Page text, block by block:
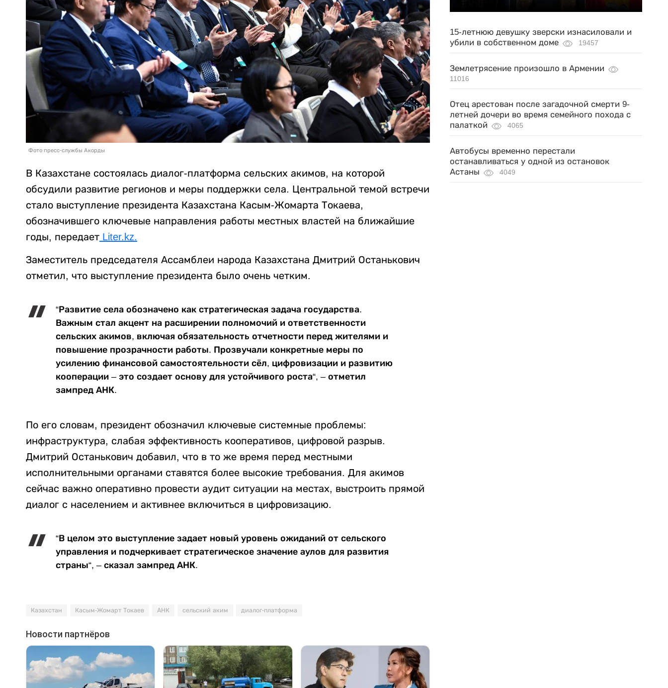
Фото пресс-службы Акорды
В Казахстане состоялась диалог-платформа сельских акимов, на которой
обсудили развитие регионов и меры поддержки села. Центральной темой встречи
стало выступление президента Казахстана Касым-Жомарта Токаева,
обозначившего ключевые направления работы местных властей на ближайшие
годы, передает Liter.kz.
Заместитель председателя Ассамблеи народа Казахстана Дмитрий Останькович
отметил, что выступление президента было очень четким.
“Развитие села обозначено как стратегическая задача государства.
Важным стал акцент на расширении полномочий и ответственности
сельских акимов, включая обязательность отчетности перед жителями и
повышение прозрачности работы. Прозвучали конкретные меры по
усилению финансовой самостоятельности сёл, цифровизации и развитию
кооперации – это создает основу для устойчивого роста“, – отметил
зампред АНК.
По его словам, президент обозначил ключевые системные проблемы:
инфраструктура, слабая эффективность кооперативов, цифровой разрыв.
Дмитрий Останькович добавил, что в то же время перед местными
исполнительными органами ставятся более высокие требования. Для акимов
сейчас важно оперативно провести аудит ситуации на местах, выстроить прямой
диалог с населением и активнее включиться в цифровизацию.
“В целом это выступление задает новый уровень ожиданий от сельского
управления и подчеркивает стратегическое значение аулов для развития
страны“, – сказал зампред АНК.
Казахстан Касым-Жомарт Токаев АНК сельский аким диалог-платформа
15-летнюю девушку зверски изнасиловали и
убили в собственном доме
19457
Землетрясение произошло в Армении
11016
Отец арестован после загадочной смерти 9-
летней дочери во время семейного похода с
палаткой
4065
Автобусы временно перестали
останавливаться у одной из остановок
Астаны
4049